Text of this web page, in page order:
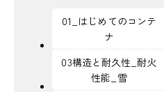
01_はじめてのコンテ
ナ
03構造と耐久性_耐火
性能_雪